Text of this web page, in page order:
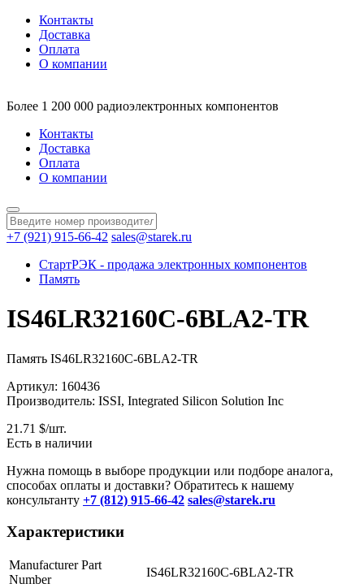
Контакты
Доставка
Оплата
О компании
Более 1 200 000 радиоэлектронных компонентов
Контакты
Доставка
Оплата
О компании
+7 (921) 915-66-42 sales@starek.ru
СтартРЭК - продажа электронных компонентов
Память
IS46LR32160C-6BLA2-TR
Память IS46LR32160C-6BLA2-TR
Артикул: 160436
Производитель: ISSI, Integrated Silicon Solution Inc
21.71 $/шт.
Есть в наличии
Нужна помощь в выборе продукции или подборе аналога,
способах оплаты и доставки? Обратитесь к нашему
консультанту +7 (812) 915-66-42 sales@starek.ru
Характеристики
Manufacturer Part
Number
IS46LR32160C-6BLA2-TR